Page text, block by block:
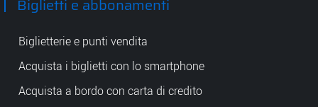
Biglietti e abbonamenti
Biglietterie e punti vendita
Acquista i biglietti con lo smartphone
Acquista a bordo con carta di credito